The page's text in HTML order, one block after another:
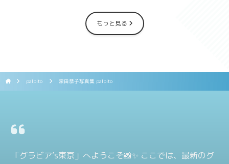
もっと見る
palpito 深田恭子写真集 palpito
「グラビア’s東京」へようこそ📸✨ ここでは、最新のグ